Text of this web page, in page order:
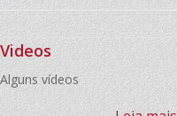
Videos
Alguns vídeos